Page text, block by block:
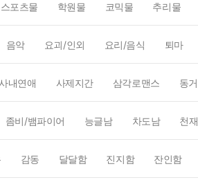
스포츠물 학원물 코믹물 추리물
음악 요괴/인외 요리/음식 퇴마
내연애 사제지간 삼각로맨스 동거
좀비/뱀파이어 능글남 차도남 천재
감동 달달함 진지함 잔인함